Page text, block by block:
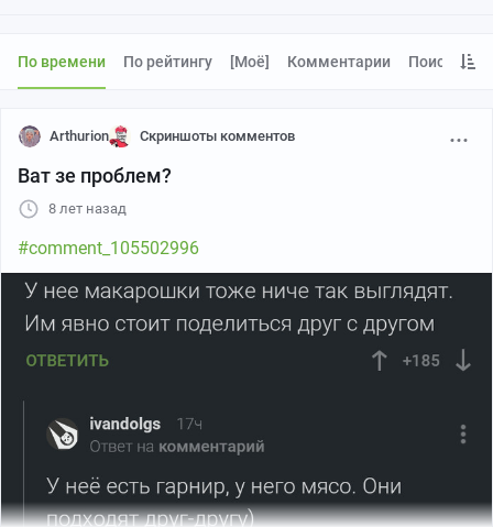
По времени По рейтингу [моё] Комментарии Поиск
Arthurion Скриншоты комментов
Ват зе проблем?
8 лет назад
#comment_105502996